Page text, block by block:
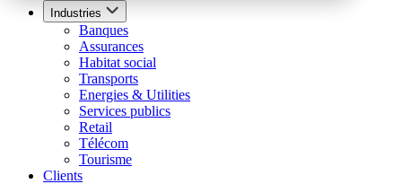
Industries
Banques
Assurances
Habitat social
Transports
Energies & Utilities
Services publics
Retail
Télécom
Tourisme
Clients